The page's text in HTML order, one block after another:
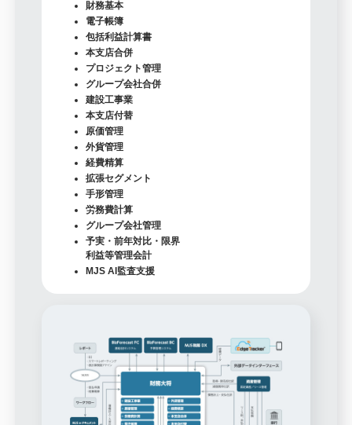
財務基本
電子帳簿
包括利益計算書
本支店合併
プロジェクト管理
グループ会社合併
建設工事業
本支店付替
原価管理
外貨管理
経費精算
拡張セグメント
手形管理
労務費計算
グループ会社管理
予実・前年対比・限界
利益等管理会計
MJS AI監査支援